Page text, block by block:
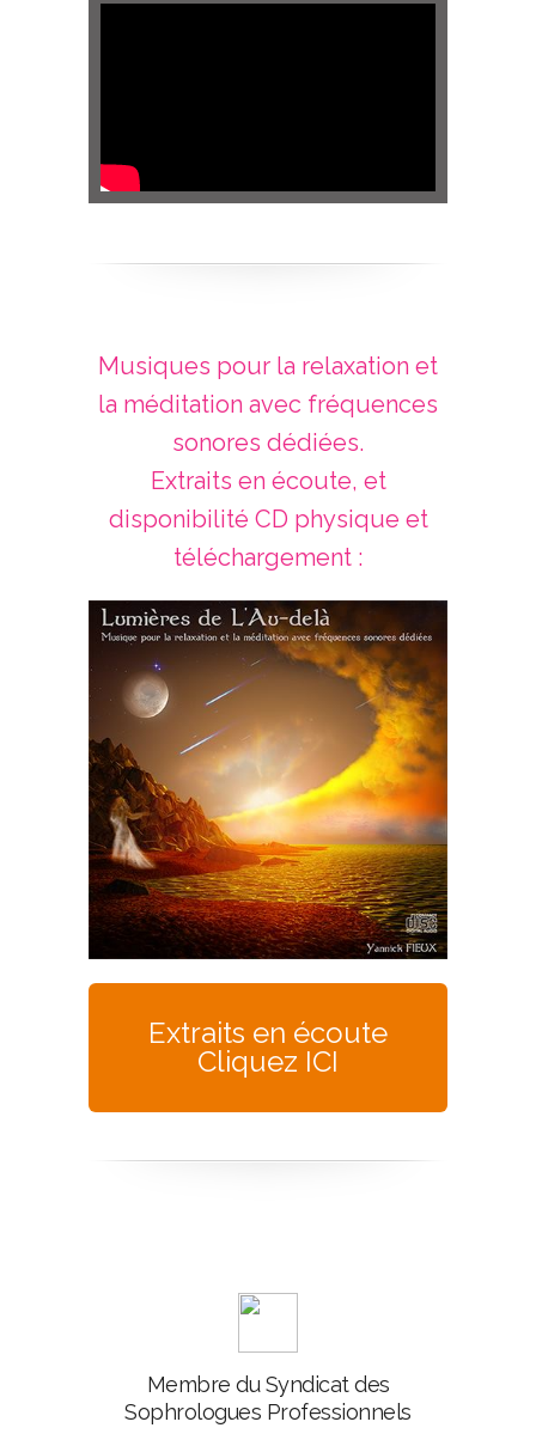
Musiques pour la relaxation et
la méditation avec fréquences
sonores dédiées.
Extraits en écoute, et
disponibilité CD physique et
téléchargement :
Extraits en écoute
Cliquez ICI
Membre du Syndicat des
Sophrologues Professionnels